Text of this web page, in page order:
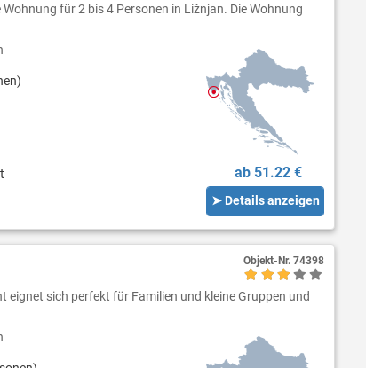
für 2 bis 4 Personen in Ližnjan. Die Wohnung
ab 51.22 €
➤ Details anzeigen
eignet sich perfekt für Familien und kleine Gruppen und
Objekt-Nr. 74398